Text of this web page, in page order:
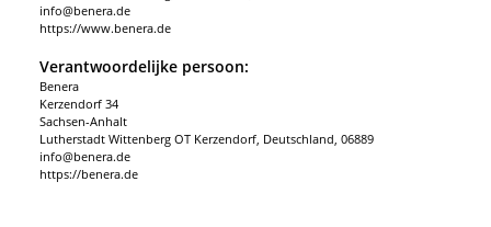
info@benera.de
https://www.benera.de
Verantwoordelijke persoon:
Benera
Kerzendorf 34
Sachsen-Anhalt
Lutherstadt Wittenberg OT Kerzendorf, Deutschland, 06889
info@benera.de
https://benera.de